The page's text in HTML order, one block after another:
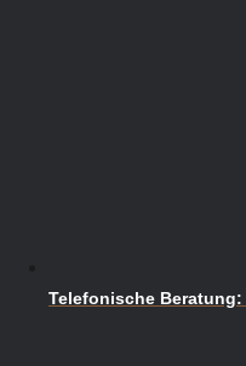
Telefonische Beratung: